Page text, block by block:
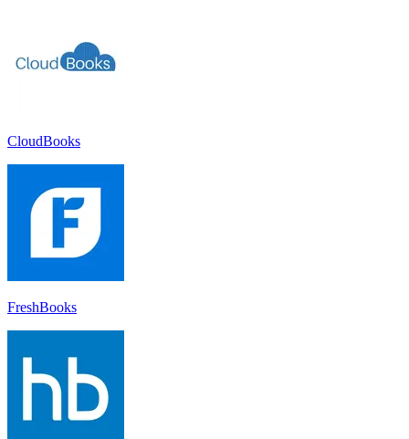
CloudBooks
FreshBooks